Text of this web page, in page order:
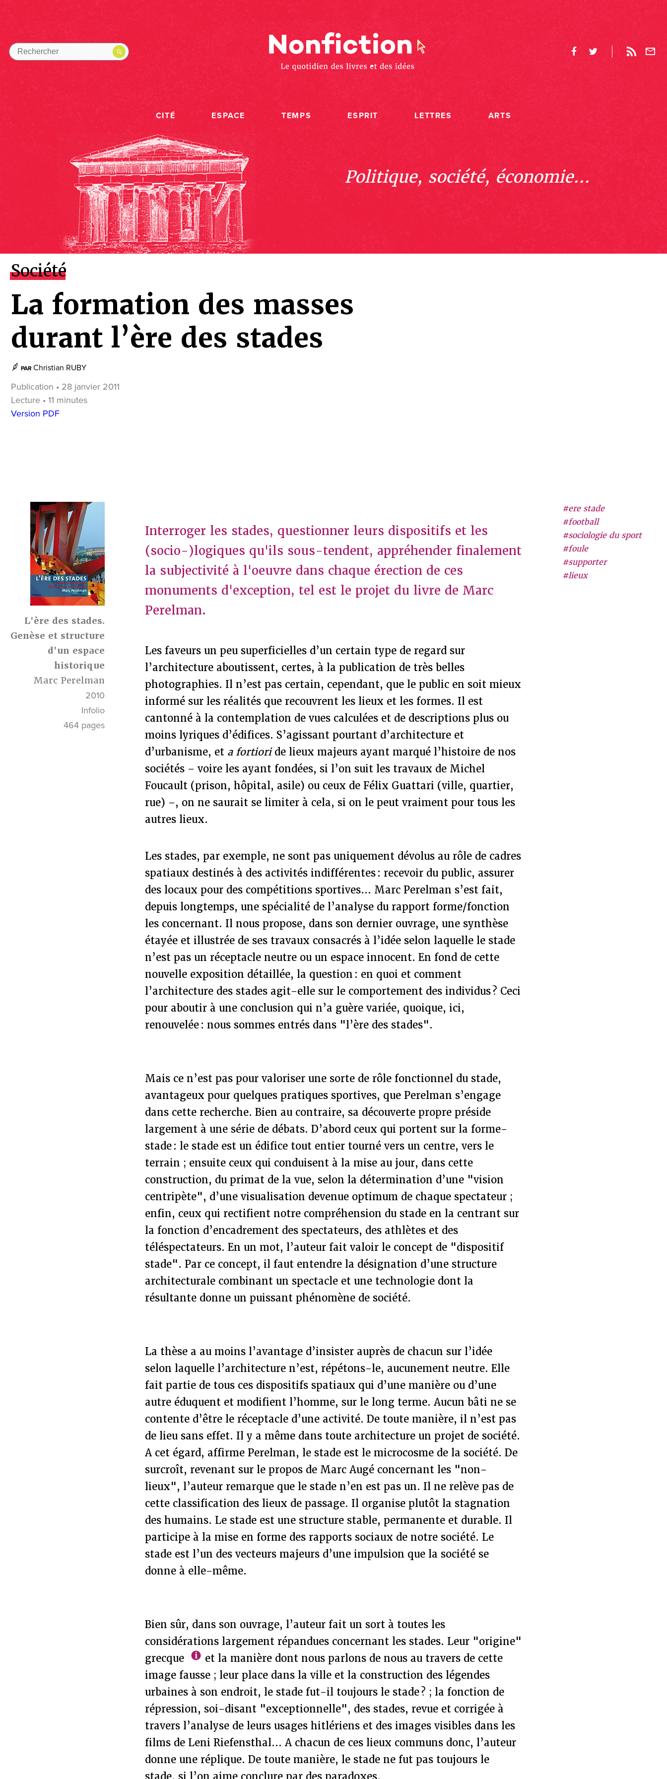
CITÉ ESPACE TEMPS ESPRIT LETTRES ARTS
Politique, société, économie...
Société
La formation des masses
durant l’ère des stades
PAR Christian RUBY
Publication • 28 janvier 2011
Lecture • 11 minutes
Version PDF
L'ère des stades.
Genèse et structure
d'un espace
historique
Marc Perelman
2010
Infolio
464 pages
#ere stade
#football
#sociologie du sport
#foule
#supporter
#lieux
Interroger les stades, questionner leurs dispositifs et les
(socio-)logiques qu'ils sous-tendent, appréhender finalement
la subjectivité à l'oeuvre dans chaque érection de ces
monuments d'exception, tel est le projet du livre de Marc
Perelman.
Les faveurs un peu superficielles d’un certain type de regard sur
l’architecture aboutissent, certes, à la publication de très belles
photographies. Il n’est pas certain, cependant, que le public en soit mieux
informé sur les réalités que recouvrent les lieux et les formes. Il est
cantonné à la contemplation de vues calculées et de descriptions plus ou
moins lyriques d’édifices. S’agissant pourtant d’architecture et
d’urbanisme, et a fortioride lieux majeurs ayant marqué l’histoire de nos
sociétés – voire les ayant fondées, si l’on suit les travaux de Michel
Foucault (prison, hôpital, asile) ou ceux de Félix Guattari (ville, quartier,
rue) –, on ne saurait se limiter à cela, si on le peut vraiment pour tous les
autres lieux.
Les stades, par exemple, ne sont pas uniquement dévolus au rôle de cadres
spatiaux destinés à des activités indifférentes : recevoir du public, assurer
des locaux pour des compétitions sportives... Marc Perelman s’est fait,
depuis longtemps, une spécialité de l’analyse du rapport forme/fonction
les concernant. Il nous propose, dans son dernier ouvrage, une synthèse
étayée et illustrée de ses travaux consacrés à l’idée selon laquelle le stade
n’est pas un réceptacle neutre ou un espace innocent. En fond de cette
nouvelle exposition détaillée, la question : en quoi et comment
l’architecture des stades agit-elle sur le comportement des individus ? Ceci
pour aboutir à une conclusion qui n’a guère variée, quoique, ici,
renouvelée : nous sommes entrés dans "l’ère des stades".
Mais ce n’est pas pour valoriser une sorte de rôle fonctionnel du stade,
avantageux pour quelques pratiques sportives, que Perelman s’engage
dans cette recherche. Bien au contraire, sa découverte propre préside
largement à une série de débats. D’abord ceux qui portent sur la forme-
stade : le stade est un édifice tout entier tourné vers un centre, vers le
terrain ; ensuite ceux qui conduisent à la mise au jour, dans cette
construction, du primat de la vue, selon la détermination d’une "vision
centripète", d’une visualisation devenue optimum de chaque spectateur ;
enfin, ceux qui rectifient notre compréhension du stade en la centrant sur
la fonction d’encadrement des spectateurs, des athlètes et des
téléspectateurs. En un mot, l’auteur fait valoir le concept de "dispositif
stade". Par ce concept, il faut entendre la désignation d’une structure
architecturale combinant un spectacle et une technologie dont la
résultante donne un puissant phénomène de société.
La thèse a au moins l’avantage d’insister auprès de chacun sur l’idée
selon laquelle l’architecture n’est, répétons-le, aucunement neutre. Elle
fait partie de tous ces dispositifs spatiaux qui d’une manière ou d’une
autre éduquent et modifient l’homme, sur le long terme. Aucun bâti ne se
contente d’être le réceptacle d’une activité. De toute manière, il n’est pas
de lieu sans effet. Il y a même dans toute architecture un projet de société.
A cet égard, affirme Perelman, le stade est le microcosme de la société. De
surcroît, revenant sur le propos de Marc Augé concernant les "non-
lieux", l’auteur remarque que le stade n’en est pas un. Il ne relève pas de
cette classification des lieux de passage. Il organise plutôt la stagnation
des humains. Le stade est une structure stable, permanente et durable. Il
participe à la mise en forme des rapports sociaux de notre société. Le
stade est l’un des vecteurs majeurs d’une impulsion que la société se
donne à elle-même.
Bien sûr, dans son ouvrage, l’auteur fait un sort à toutes les
considérations largement répandues concernant les stades. Leur "origine"
grecque
et la manière dont nous parlons de nous au travers de cette
image fausse ; leur place dans la ville et la construction des légendes
urbaines à son endroit, le stade fut-il toujours le stade ? ; la fonction de
répression, soi-disant "exceptionnelle", des stades, revue et corrigée à
travers l’analyse de leurs usages hitlériens et des images visibles dans les
films de Leni Riefensthal... A chacun de ces lieux communs donc, l’auteur
donne une réplique. De toute manière, le stade ne fut pas toujours le